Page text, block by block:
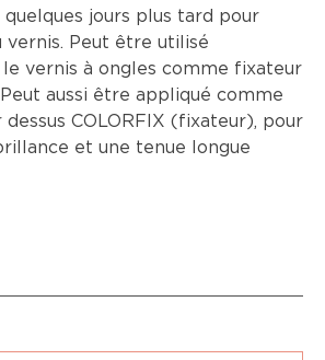
quelques jours plus tard pour
vernis. Peut être utilisé
vernis à ongles comme fixateur
aussi être appliqué comme
COLORFIX (fixateur), pour
et une tenue longue